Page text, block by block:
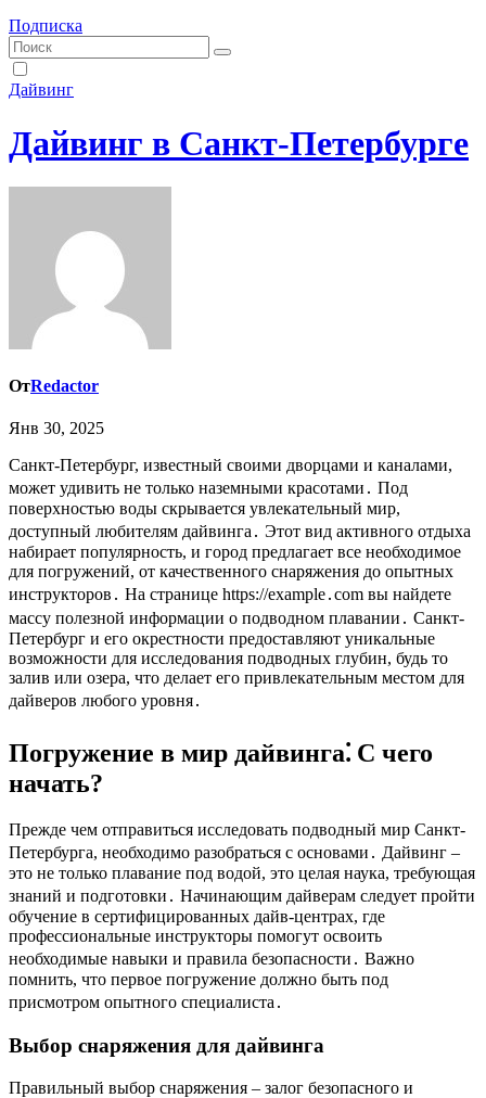
Подписка
Дайвинг
Дайвинг в Санкт-Петербурге
ОтRedactor
Янв 30, 2025
Санкт-Петербург, известный своими дворцами и каналами,
может удивить не только наземными красотами․ Под
поверхностью воды скрывается увлекательный мир,
доступный любителям дайвинга․ Этот вид активного отдыха
набирает популярность, и город предлагает все необходимое
для погружений, от качественного снаряжения до опытных
инструкторов․ На странице https://example․com вы найдете
массу полезной информации о подводном плавании․ Санкт-
Петербург и его окрестности предоставляют уникальные
возможности для исследования подводных глубин, будь то
залив или озера, что делает его привлекательным местом для
дайверов любого уровня․
Погружение в мир дайвинга⁚ С чего
начать?
Прежде чем отправиться исследовать подводный мир Санкт-
Петербурга, необходимо разобраться с основами․ Дайвинг –
это не только плавание под водой, это целая наука, требующая
знаний и подготовки․ Начинающим дайверам следует пройти
обучение в сертифицированных дайв-центрах, где
профессиональные инструкторы помогут освоить
необходимые навыки и правила безопасности․ Важно
помнить, что первое погружение должно быть под
присмотром опытного специалиста․
Выбор снаряжения для дайвинга
Правильный выбор снаряжения – залог безопасного и